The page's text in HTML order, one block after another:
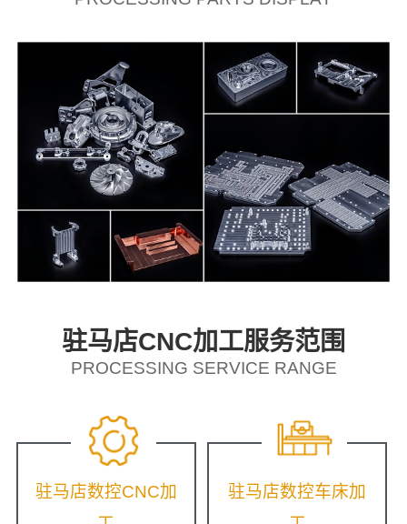
驻马店CNC加工服务范围
PROCESSING SERVICE RANGE
驻马店数控CNC加
驻马店数控车床加